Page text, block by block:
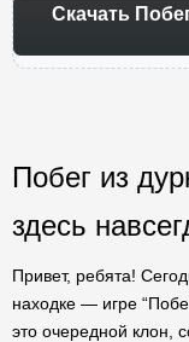
Скачать
Побег из
здесь
Привет, ребята!
находке — игре
это очередной клон,